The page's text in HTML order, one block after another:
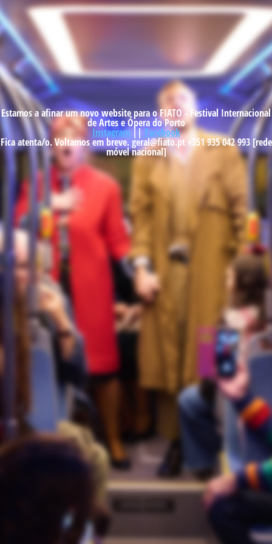
Estamos a afinar um novo website para o FIATO - Festival Internacional
de Artes e Ópera do Porto
Instagram|| Facebook
Fica atenta/o. Voltamos em breve. geral@fiato.pt +351 935 042 993 [rede
móvel nacional]